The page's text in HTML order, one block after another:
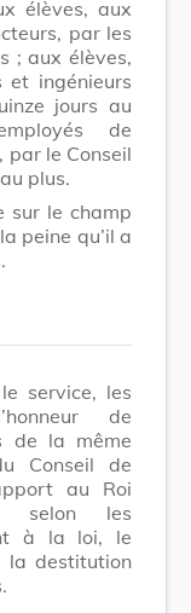
élèves, aux
par les
; aux élèves,
et ingénieurs
jours au
de
par le Conseil
plus.
sur le champ
peine qu’il a
service, les
de
de la même
Conseil de
au Roi
selon les
à la loi, le
la destitution